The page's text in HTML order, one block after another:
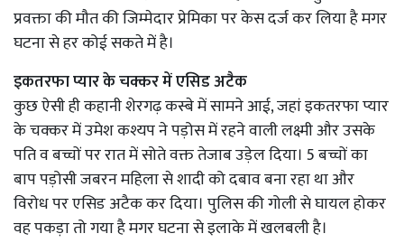
प्रवक्ता की मौत की जिम्मेदार प्रेमिका पर केस दर्ज कर लिया है मगर
घटना से हर कोई सकते में है।
इकतरफा प्यार के चक्कर में एसिड अटैक
कुछ ऐसी ही कहानी शेरगढ़ कस्बे में सामने आई, जहां इकतरफा प्यार
के चक्कर में उमेश कश्यप ने पड़ोस में रहने वाली लक्ष्मी और उसके
पति व बच्चों पर रात में सोते वक्त तेजाब उड़ेल दिया। 5 बच्चों का
बाप पड़ोसी जबरन महिला से शादी को दबाव बना रहा था और
विरोध पर एसिड अटैक कर दिया। पुलिस की गोली से घायल होकर
वह पकड़ा तो गया है मगर घटना से इलाके में खलबली है।